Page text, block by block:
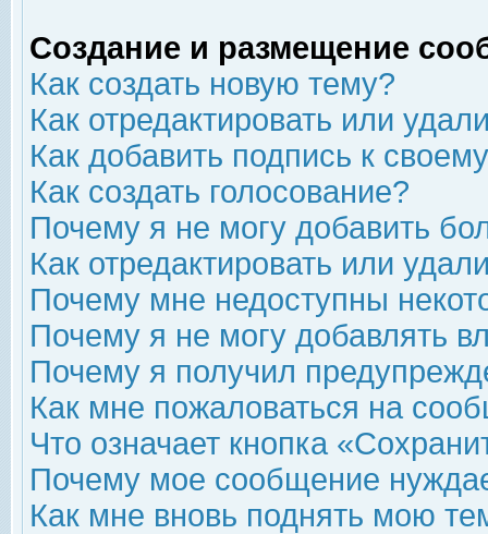
Создание и размещение
Как создать новую тему?
Как отредактировать или
Как добавить подпись к
Как создать голосование?
Почему я не могу добавить
Как отредактировать или
Почему мне недоступны
Почему я не могу добавлять
Почему я получил
Как мне пожаловаться на
Что означает кнопка
Почему мое сообщение
Как мне вновь поднять мою